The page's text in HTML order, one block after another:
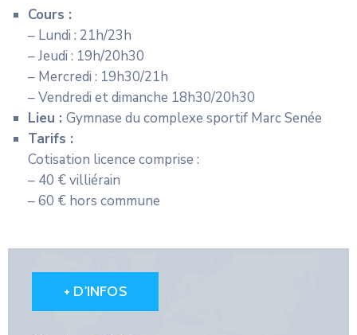
Cours :
– Lundi : 21h/23h
– Jeudi : 19h/20h30
– Mercredi : 19h30/21h
– Vendredi et dimanche 18h30/20h30
Lieu : Gymnase du complexe sportif Marc Senée
Tarifs :
Cotisation licence comprise :
– 40 € villiérain
– 60 € hors commune
+ D'INFOS